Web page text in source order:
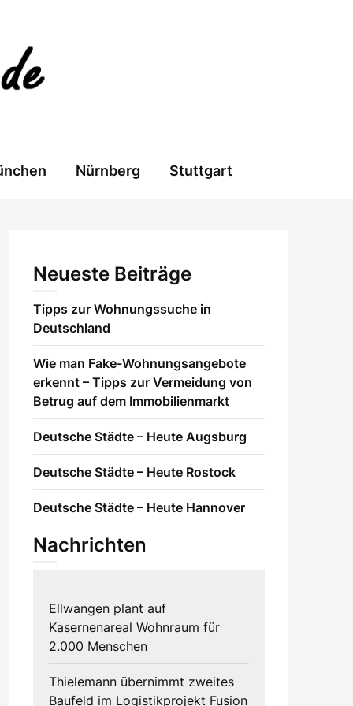
Nürnberg Stuttgart
Neueste Beiträge
Tipps zur Wohnungssuche in
Deutschland
Wie man Fake-Wohnungsangebote
erkennt – Tipps zur Vermeidung von
Betrug auf dem Immobilienmarkt
Deutsche Städte – Heute Augsburg
Deutsche Städte – Heute Rostock
Deutsche Städte – Heute Hannover
Nachrichten
Ellwangen plant auf
Kasernenareal Wohnraum für
2.000 Menschen
Thielemann übernimmt zweites
Baufeld im Logistikprojekt Fusion